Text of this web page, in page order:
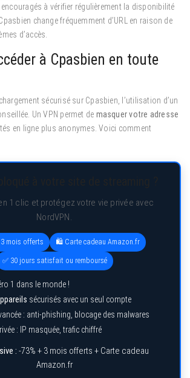
à vérifier régulièrement la disponibilité
change fréquemment d’URL en raison de
d’accès.
à Cpasbien en toute
sécurisé sur Cpasbien, l’utilisation d’un
Un VPN permet de masquer votre adresse
en ligne plus anonymes. Voici comment
1 clic et protégez votre vie privée avec
NordVPN.
mois offerts 🛍️ Carte cadeau Amazon.fr
✅ 30 jours satisfait ou remboursé
1 dans le monde !
sécurisés avec un seul compte
: anti-phishing, blocage des malwares
: IP masquée, trafic chiffré
: -73% + 3 mois offerts + Carte cadeau
Amazon.fr